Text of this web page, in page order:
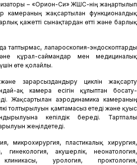
– «Орион-Си» ЖШС-нің жаңартылып
камераның жақсартылған функционалдық
қажетті сынақтардан өтті және барлық
таптырмас, лапароскопия-эндоскоптарды
құрал-саймандар мен медициналық
өте қолайлы.
зарарсыздандыру циклін жақсарту
ақ камера есігін құлыптан босату-
Жақсартылған аэродинамика камераның
толтырылуын қамтамасыз етеді және қуыс
кепілдік береді. Тартпалы
жеңілдетеді.
микрохирургия, пластикалық хирургия,
гинекология, акушерлік, неонатология,
урология, проктология,